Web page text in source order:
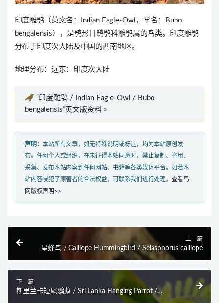
印度雕鸮（英文名：Indian Eagle-Owl，学名：Bubo
bengalensis），是鸮形目鸱鸮科雕鸮属的鸟类。印度雕鸮
分布于印度次大陆及中国的西南地区。
地理分布：远东：印度次大陆
“印度雕鸮 / Indian Eagle-Owl / Bubo
bengalensis”英文版资料 »
声明： 本站所有文章，如无特殊说明或标注，均为本站原创发
布。任何个人或组织，在未征得本站同意时，禁止复制、盗用、
采集、发布本站内容到任何网站、书籍等各类媒体平台。如若本
站内容侵犯了原著者的合法权益，可联系我们进行处理。 查看鸟
网版权声明>>
上一篇
星蜂鸟 / Calliope Hummingbird / Selasphorus calliope
下一篇
斯里兰卡短尾鹦鹉 / Sri Lanka Hanging Parrot /